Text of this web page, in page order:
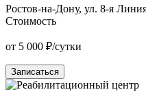
Ростов-на-Дону, ул. 8-я
Стоимость
от 5 000 ₽/сутки
Записаться